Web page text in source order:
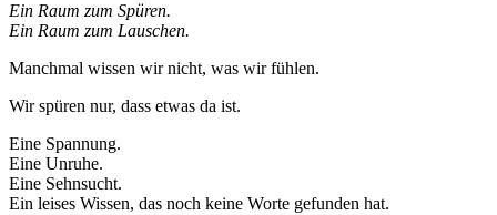
Ein Raum zum Spüren.
Ein Raum zum Lauschen.
Manchmal wissen wir nicht, was wir fühlen.
Wir spüren nur, dass etwas da ist.
Eine Spannung.
Eine Unruhe.
Eine Sehnsucht.
Ein leises Wissen, das noch keine Worte gefunden hat.